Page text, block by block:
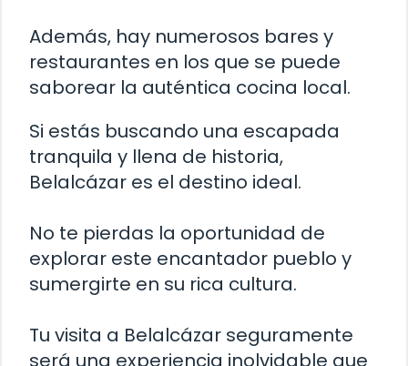
Además, hay numerosos bares y
restaurantes en los que se puede
saborear la auténtica cocina local.
Si estás buscando una escapada
tranquila y llena de historia,
Belalcázar es el destino ideal.
No te pierdas la oportunidad de
explorar este encantador pueblo y
sumergirte en su rica cultura.
Tu visita a Belalcázar seguramente
será una experiencia inolvidable que